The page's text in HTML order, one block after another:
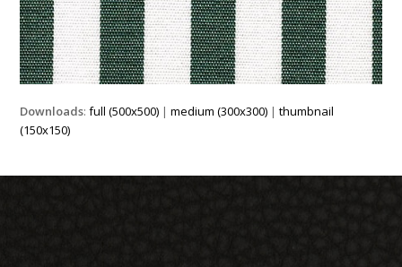
Downloads:full (500x500) |medium (300x300) |thumbnail
(150x150)